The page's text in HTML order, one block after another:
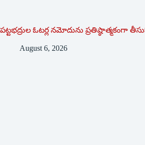
పట్టభద్రుల ఓటర్ల నమోదును ప్రతిష్ఠాత్మకంగా
August 6, 2026